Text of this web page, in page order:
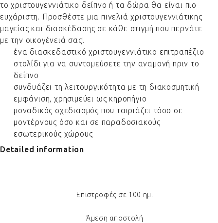
το χριστουγεννιάτικο δείπνο ή τα δώρα θα είναι πιο
ευχάριστη. Προσθέστε μια πινελιά χριστουγεννιάτικης
μαγείας και διασκέδασης σε κάθε στιγμή που περνάτε
με την οικογένειά σας!
ένα διασκεδαστικό χριστουγεννιάτικο επιτραπέζιο
στολίδι για να συντομεύσετε την αναμονή πριν το
δείπνο
συνδυάζει τη λειτουργικότητα με τη διακοσμητική
εμφάνιση, χρησιμεύει ως κηροπήγιο
μοναδικός σχεδιασμός που ταιριάζει τόσο σε
μοντέρνους όσο και σε παραδοσιακούς
εσωτερικούς χώρους
Detailed information
Επιστροφές σε 100 ημ.
Άμεση αποστολή